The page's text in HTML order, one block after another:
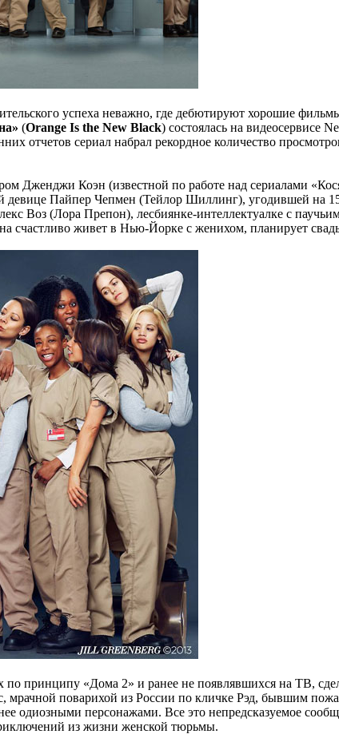
успеха неважно, где дебютируют хорошие
(Orange Is the New Black) состоялась на видеосервисе
отчетов сериал набрал рекордное количество
Дженджи Коэн (известной по работе над сериалами
девице Пайпер Чепмен (Тейлор Шиллинг), угодившей на
Воз (Лора Препон), лесбиянке-интеллектуалке с
счастливо живет в Нью-Йорке с женихом, планирует
по принципу «Дома 2» и ранее не появлявшихся на ТВ,
поварихой из России по кличке Рэд, бывшим
одиозными персонажами. Все это непредсказуемое
из жизни женской тюрьмы.